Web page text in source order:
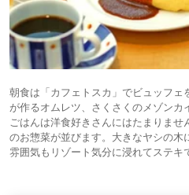
朝食は「カフェトスカ」でビュッフェ
が作るオムレツ、さくさくのメゾンカ
ごはんは洋食好きさんにはたまりま
のお惣菜が並びます。大きなヤシの
雰囲気もリゾート気分に浸れてステ